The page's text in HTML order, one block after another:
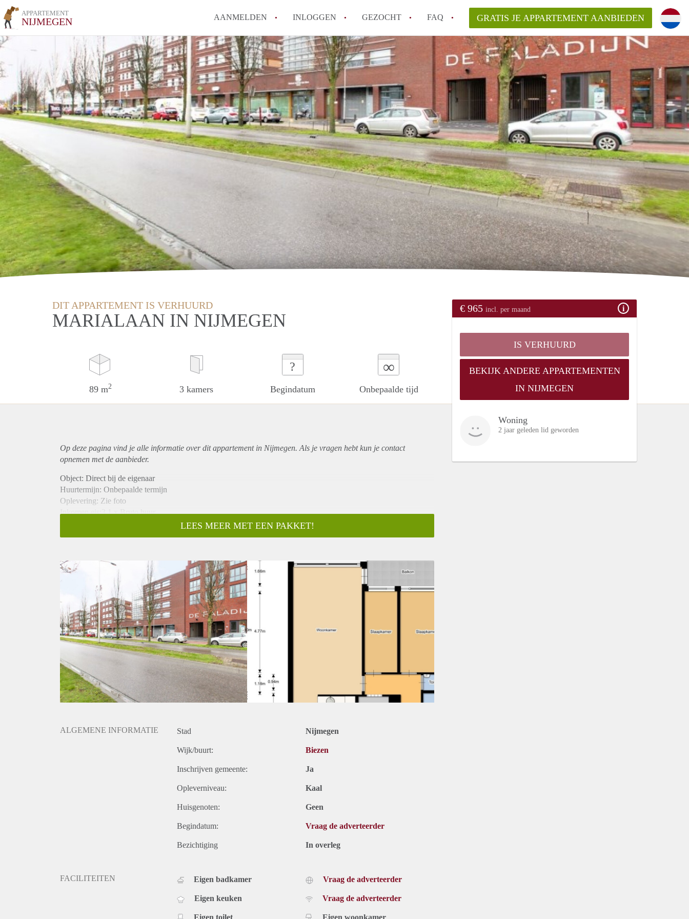
APPARTEMENT
NIJMEGEN AANMELDEN INLOGGEN GEZOCHT FAQ
Wat is AppartementNijmegen?
Hoeveel kost het om te reageren op een Appartement in Nijmegen?
Wat is de privacyverklaring van AppartementNijmegen?
Berekent AppartementNijmegen
makelaarsvergoeding/bemiddelingsvergoeding?
Is AppartementNijmegen verantwoordelijk voor het aangeboden
Appartement / Appartementen in Nijmegen?
Alle veelgestelde vragen
GRATIS JE APPARTEMENT AANBIEDEN
DIT APPARTEMENT IS VERHUURD
MARIALAAN IN NIJMEGEN
89 m2 3 kamers
?
Begindatum
∞
Onbepaalde tijd
€ 965 incl. per maand
IS VERHUURD
BEKIJK ANDERE APPARTEMENTEN
IN NIJMEGEN
Woning
2 jaar geleden lid geworden
Op deze pagina vind je alle informatie over ditappartementin Nijmegen. Als je vragen hebt kun je contact
opnemen met de aanbieder.
Object: Direct bij de eigenaar
Huurtermijn: Onbepaalde termijn
Oplevering: Zie foto
Inkomen eis:3,1 x Bruto huur
Borg: 1 Maand
Huisdieren toegestaan: Afhankelijk van de Eigenaar
Huurtoeslag grens: Nee
Geschikt voor studenten: Afhankelijk van de Eigenaar
LEES MEER MET EEN PAKKET!
ALGEMENE INFORMATIE Stad Nijmegen
Wijk/buurt: Biezen
Inschrijven gemeente: Ja
Opleverniveau: Kaal
Huisgenoten: Geen
Begindatum: Vraag de adverteerder
Bezichtiging In overleg
FACILITEITEN Eigen badkamer
Eigen keuken
Vraag de adverteerder
Vraag de adverteerder